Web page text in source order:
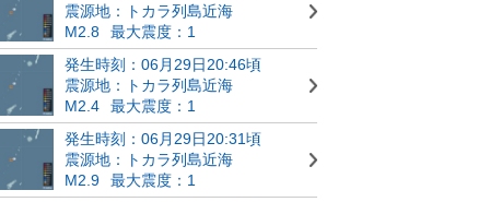
震源地：トカラ列島近海
M2.8
最大震度：1
発生時刻：06月29日20:46頃
震源地：トカラ列島近海
M2.4
最大震度：1
発生時刻：06月29日20:31頃
震源地：トカラ列島近海
M2.9
最大震度：1